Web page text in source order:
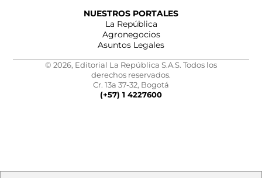
NUESTROS PORTALES
La República
Agronegocios
Asuntos Legales
© 2026, Editorial La República S.A.S. Todos los
derechos reservados.
Cr. 13a 37-32, Bogotá
(+57) 1 4227600